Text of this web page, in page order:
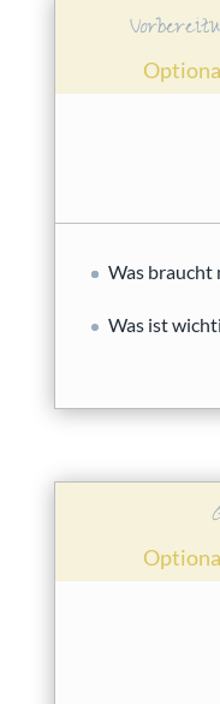
Was braucht
Was ist